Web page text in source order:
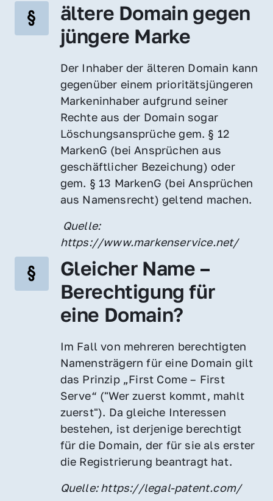
ältere Domain gegen
jüngere Marke
Der Inhaber der älteren Domain kann
gegenüber einem prioritätsjüngeren
Markeninhaber aufgrund seiner
Rechte aus der Domain sogar
Löschungsansprüche gem. § 12
MarkenG (bei Ansprüchen aus
geschäftlicher Bezeichung) oder
gem. § 13 MarkenG (bei Ansprüchen
aus Namensrecht) geltend machen.
https://www.markenservice.net/
Gleicher Name –
Berechtigung für
eine Domain?
Im Fall von mehreren berechtigten
Namensträgern für eine Domain gilt
das Prinzip „First Come – First
Serve“ ("Wer zuerst kommt, mahlt
zuerst"). Da gleiche Interessen
bestehen, ist derjenige berechtigt
für die Domain, der für sie als erster
die Registrierung beantragt hat.
Quelle: https://legal-patent.com/